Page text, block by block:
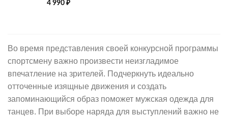
4 990 ₽
Во время представления своей конкурсной программы
спортсмену важно произвести неизгладимое
впечатление на зрителей. Подчеркнуть идеально
отточенные изящные движения и создать
запоминающийся образ поможет мужская одежда для
танцев. При выборе наряда для выступлений важно не